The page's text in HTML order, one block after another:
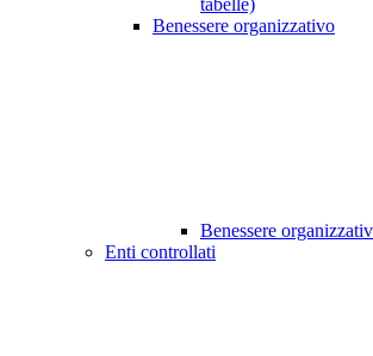
tabelle)
Benessere organizzativo
Benessere
Enti controllati